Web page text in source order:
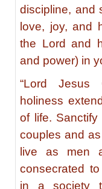
discipline, and
love, joy, and
the Lord and
and power) in
“Lord
holiness
of life.
couples and
live as men
consecrated
in a society